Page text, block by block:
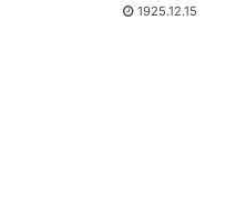
1925.12.15